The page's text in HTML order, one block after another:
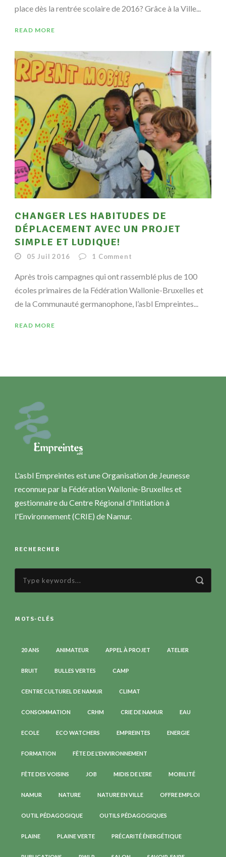
place dès la rentrée scolaire de 2016? Grâce à la Ville...
READ MORE
CHANGER LES HABITUDES DE
DÉPLACEMENT AVEC UN PROJET
SIMPLE ET LUDIQUE!
05 Juil 2016 1 Comment
Après trois campagnes qui ont rassemblé plus de 100
écoles primaires de la Fédération Wallonie-Bruxelles et
de la Communauté germanophone, l’asbl Empreintes...
READ MORE
L'asbl Empreintes est une Organisation de Jeunesse
reconnue par la Fédération Wallonie-Bruxelles et
gestionnaire du Centre Régional d'Initiation à
l'Environnement (CRIE) de Namur.
RECHERCHER
MOTS-CLÉS
20 ANS ANIMATEUR APPEL À PROJET ATELIER
BRUIT BULLES VERTES CAMP
CENTRE CULTUREL DE NAMUR CLIMAT
CONSOMMATION CRHM CRIE DE NAMUR EAU
ECOLE ECO WATCHERS EMPREINTES ENERGIE
FORMATION FÊTE DE L'ENVIRONNEMENT
FÊTE DES VOISINS JOB MIDIS DE L'ERE MOBILITÉ
NAMUR NATURE NATURE EN VILLE OFFRE EMPLOI
OUTIL PÉDAGOGIQUE OUTILS PÉDAGOGIQUES
PLAINE PLAINE VERTE PRÉCARITÉ ÉNERGÉTIQUE